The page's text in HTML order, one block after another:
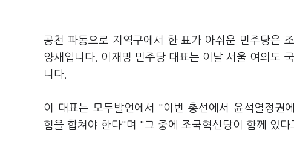
공천 파동으로 지역구에서 한 표가 아쉬운 민주당은
양새입니다. 이재명 민주당 대표는 이날 서울 여의도
니다.
이 대표는 모두발언에서 "이번 총선에서 윤석열정권
힘을 합쳐야 한다"며 "그 중에 조국혁신당이 함께 있다